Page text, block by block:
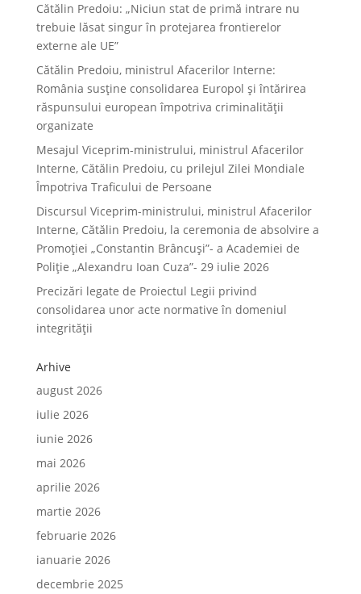
Cătălin Predoiu: „Niciun stat de primă intrare nu
trebuie lăsat singur în protejarea frontierelor
externe ale UE”
Cătălin Predoiu, ministrul Afacerilor Interne:
România susține consolidarea Europol și întărirea
răspunsului european împotriva criminalității
organizate
Mesajul Viceprim-ministrului, ministrul Afacerilor
Interne, Cătălin Predoiu, cu prilejul Zilei Mondiale
Împotriva Traficului de Persoane
Discursul Viceprim-ministrului, ministrul Afacerilor
Interne, Cătălin Predoiu, la ceremonia de absolvire a
Promoției „Constantin Brâncuși”- a Academiei de
Poliție „Alexandru Ioan Cuza”- 29 iulie 2026
Precizări legate de Proiectul Legii privind
consolidarea unor acte normative în domeniul
integrității
Arhive
august 2026
iulie 2026
iunie 2026
mai 2026
aprilie 2026
martie 2026
februarie 2026
ianuarie 2026
decembrie 2025